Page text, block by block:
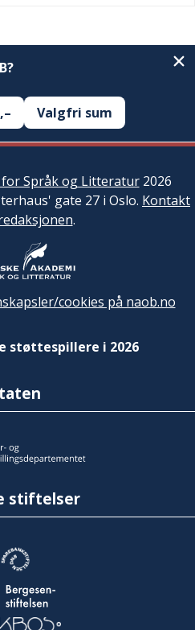
Valgfri sum
Språk og Litteratur2026
gate 27 i Oslo. Kontakt
.
cookies på naob.no
støttespillere i 2026
stiftelser